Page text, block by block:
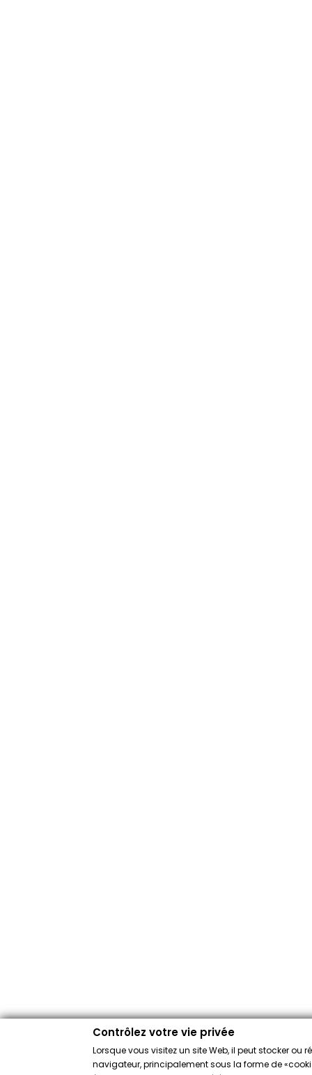
Contrôlez votre vie privée
Lorsque vous visitez un site Web, il peut stocker ou
navigateur, principalement sous la forme de